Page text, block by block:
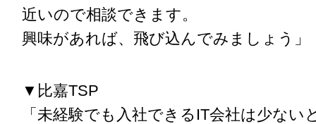
近いので相談できます。
興味があれば、飛び込んでみましょう」
▼比嘉TSP
「未経験でも入社できるIT会社は少ない